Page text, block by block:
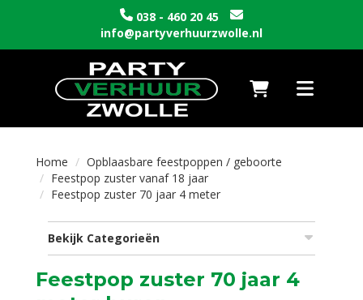
038 - 460 20 45
info@partyverhuurzwolle.nl
Naar winkelwagen
Toggle
Home
Opblaasbare feestpoppen / geboorte
Feestpop zuster vanaf 18 jaar
Feestpop zuster 70 jaar 4 meter
Bekijk Categorieën
Feestpop zuster 70 jaar 4